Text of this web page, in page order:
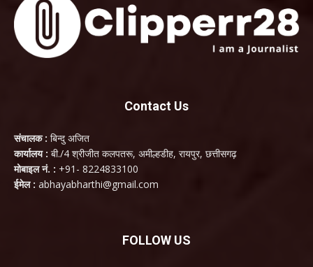
Contact Us
संचालक : बिन्दु अजित
कार्यालय : बी./4 श्रीजीत कलपतरू, अमील्हडीह, रायपुर, छत्तीसगढ़
मोबाइल नं. : +91- 8224833100
ईमेल : abhayabharthi@gmail.com
FOLLOW US